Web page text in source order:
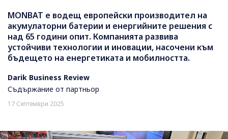
MONBAT е водещ европейски производител на
акумулаторни батерии и енергийните решения с
над 65 години опит. Компанията развива
устойчиви технологии и иновации, насочени към
бъдещето на енергетиката и мобилността.
Darik Business Review
Съдържание от партньор
17 Септември 2025